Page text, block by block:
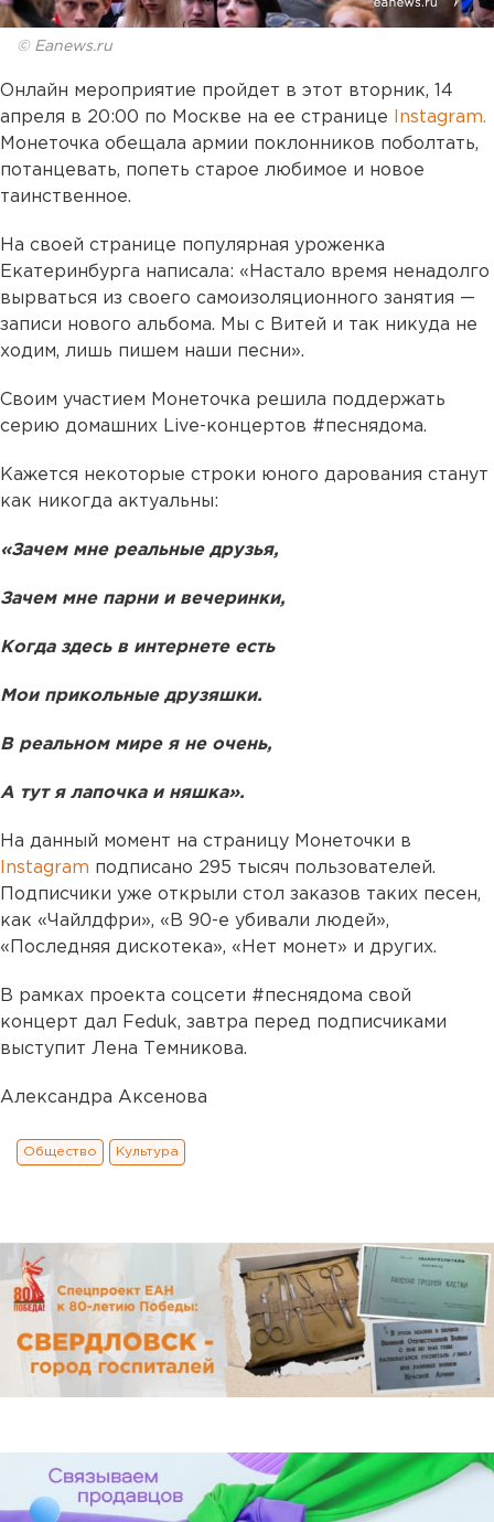
© Eanews.ru
Онлайн мероприятие пройдет в этот вторник, 14
апреля в 20:00 по Москве на ее странице
Instagram.
Монеточка обещала армии поклонников поболтать,
потанцевать, попеть старое любимое и новое
таинственное.
На своей странице популярная уроженка
Екатеринбурга написала: «Настало время ненадолго
вырваться из своего самоизоляционного занятия —
записи нового альбома. Мы с Витей и так никуда не
ходим, лишь пишем наши песни».
Своим участием Монеточка решила поддержать
серию домашних Live-концертов #песнядома.
Кажется некоторые строки юного дарования станут
как никогда актуальны:
«Зачем мне реальные друзья,
Зачем мне парни и вечеринки,
Когда здесь в интернете есть
Мои прикольные друзяшки.
В реальном мире я не очень,
А тут я лапочка и няшка».
На данный момент на страницу Монеточки в
Instagram подписано 295 тысяч пользователей.
Подписчики уже открыли стол заказов таких песен,
как «Чайлдфри», «В 90-е убивали людей»,
«Последняя дискотека», «Нет монет» и других.
В рамках проекта соцсети #песнядома свой
концерт дал Feduk, завтра перед подписчиками
выступит Лена Темникова.
Александра Аксенова
Общество Культура